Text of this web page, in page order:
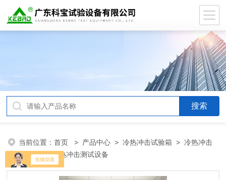
当前位置：首页 > 产品中心 >冷热冲击试验箱 >冷热冲击
试验箱> 冷热冲击测试设备